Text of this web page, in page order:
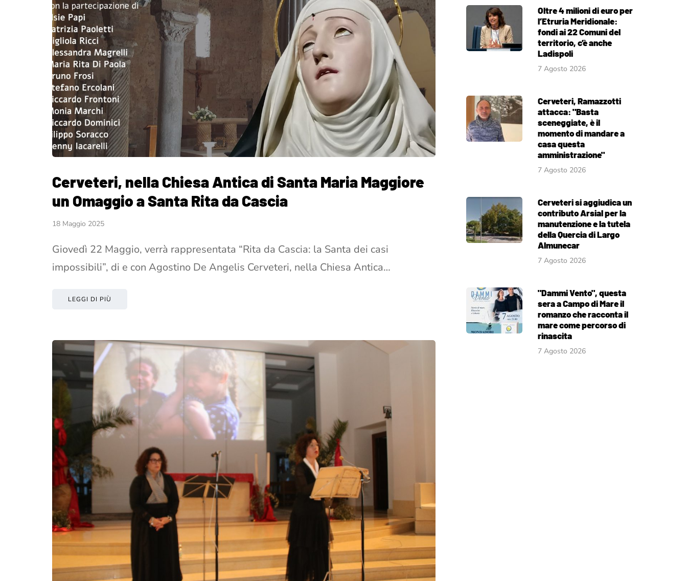
Cerveteri, nella Chiesa Antica di Santa Maria Maggiore
un Omaggio a Santa Rita da Cascia
18 Maggio 2025
Giovedì 22 Maggio, verrà rappresentata “Rita da Cascia: la Santa dei casi
impossibili”, di e con Agostino De Angelis Cerveteri, nella Chiesa Antica…
LEGGI DI PIÙ
Oltre 4 milioni di euro per
l’Etruria Meridionale:
fondi ai 22 Comuni del
territorio, c’è anche
Ladispoli
7 Agosto 2026
Cerveteri, Ramazzotti
attacca: "Basta
sceneggiate, è il
momento di mandare a
casa questa
amministrazione"
7 Agosto 2026
Cerveteri si aggiudica un
contributo Arsial per la
manutenzione e la tutela
della Quercia di Largo
Almunecar
7 Agosto 2026
"Dammi Vento", questa
sera a Campo di Mare il
romanzo che racconta il
mare come percorso di
rinascita
7 Agosto 2026